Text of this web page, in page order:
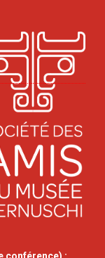
conférence) :